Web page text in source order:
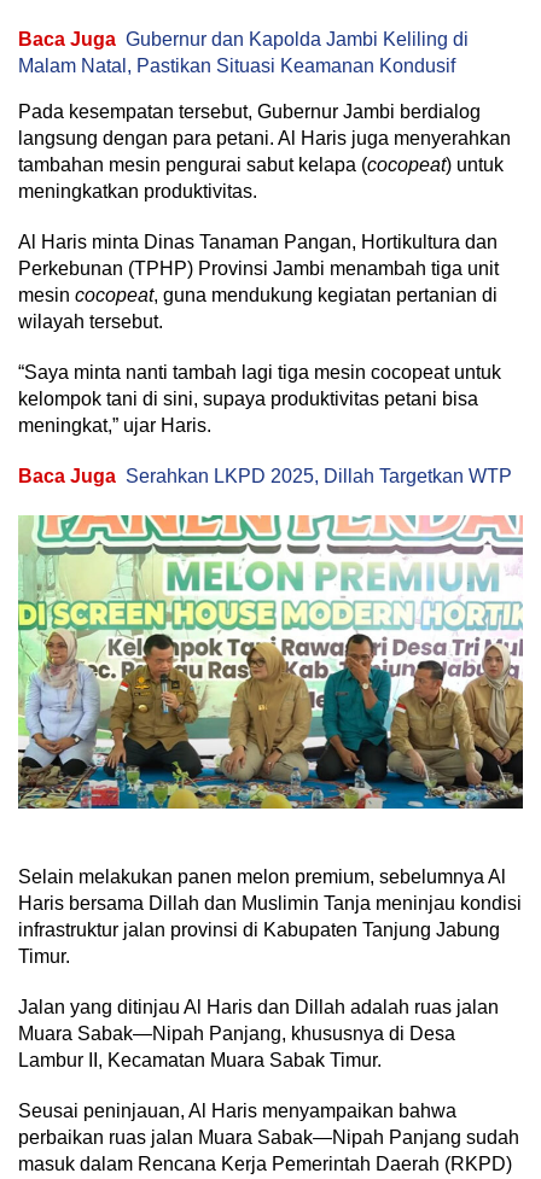
Baca Juga Gubernur dan Kapolda Jambi Keliling di
Malam Natal, Pastikan Situasi Keamanan Kondusif
Pada kesempatan tersebut, Gubernur Jambi berdialog
langsung dengan para petani. Al Haris juga menyerahkan
tambahan mesin pengurai sabut kelapa (cocopeat) untuk
meningkatkan produktivitas.
Al Haris minta Dinas Tanaman Pangan, Hortikultura dan
Perkebunan (TPHP) Provinsi Jambi menambah tiga unit
mesin cocopeat, guna mendukung kegiatan pertanian di
wilayah tersebut.
“Saya minta nanti tambah lagi tiga mesin cocopeat untuk
kelompok tani di sini, supaya produktivitas petani bisa
meningkat,” ujar Haris.
Baca Juga Serahkan LKPD 2025, Dillah Targetkan WTP
Selain melakukan panen melon premium, sebelumnya Al
Haris bersama Dillah dan Muslimin Tanja meninjau kondisi
infrastruktur jalan provinsi di Kabupaten Tanjung Jabung
Timur.
Jalan yang ditinjau Al Haris dan Dillah adalah ruas jalan
Muara Sabak—Nipah Panjang, khususnya di Desa
Lambur II, Kecamatan Muara Sabak Timur.
Seusai peninjauan, Al Haris menyampaikan bahwa
perbaikan ruas jalan Muara Sabak—Nipah Panjang sudah
masuk dalam Rencana Kerja Pemerintah Daerah (RKPD)